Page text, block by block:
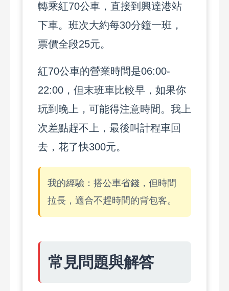
轉乘紅70公車，直接到興達港站
下車。班次大約每30分鐘一班，
票價全段25元。
紅70公車的營業時間是06:00-
22:00，但末班車比較早，如果你
玩到晚上，可能得注意時間。我上
次差點趕不上，最後叫計程車回
去，花了快300元。
我的經驗：搭公車省錢，但時間
拉長，適合不趕時間的背包客。
常見問題與解答